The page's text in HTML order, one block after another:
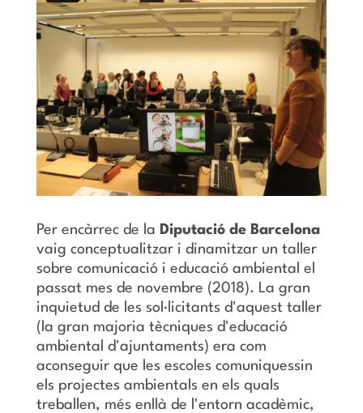
Per encàrrec de la Diputació de Barcelona
vaig conceptualitzar i dinamitzar un taller
sobre comunicació i educació ambiental el
passat mes de novembre (2018). La gran
inquietud de les sol·licitants d'aquest taller
(la gran majoria tècniques d'educació
ambiental d'ajuntaments) era com
aconseguir que les escoles comuniquessin
els projectes ambientals en els quals
treballen, més enllà de l'entorn acadèmic,